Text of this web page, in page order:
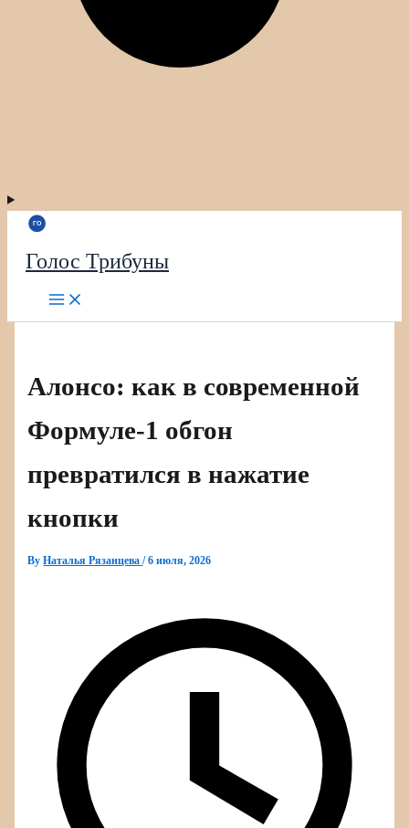
Голос Трибуны
Алонсо: как в современной
Формуле‑1 обгон
превратился в нажатие
кнопки
ByНаталья Рязанцева/6 июля, 2026